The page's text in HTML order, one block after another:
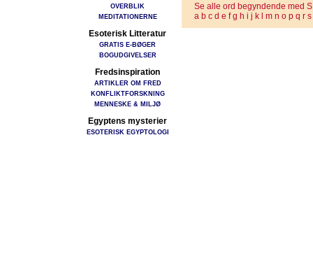
OVERBLIK
MEDITATIONERNE
Esoterisk Litteratur
GRATIS E-BØGER
BOGUDGIVELSER
Fredsinspiration
ARTIKLER OM FRED
KONFLIKTFORSKNING
MENNESKE & MILJØ
Egyptens mysterier
ESOTERISK EGYPTOLOGI
Se alle ord begyndende med S
a b c d e f g h i j k m n o p q r s